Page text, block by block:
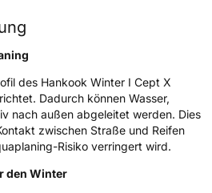
des Hankook Winter I Cept X
Dadurch können Wasser,
nach außen abgeleitet werden. Dies
zwischen Straße und Reifen
Risiko verringert wird.
den Winter